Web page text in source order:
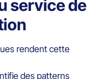
service de
rendent cette
des patterns